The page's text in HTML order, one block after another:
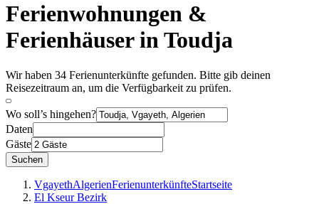
Ferienwohnungen &
Ferienhäuser in Toudja
Wir haben 34 Ferienunterkünfte gefunden. Bitte gib deinen
Reisezeitraum an, um die Verfügbarkeit zu prüfen.
Wo soll’s hingehen?
Daten
Gäste
Suchen
VgayethAlgerienFerienunterkünfteStartseite
El Kseur Bezirk